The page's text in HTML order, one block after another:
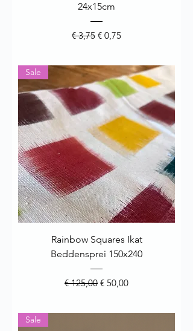
24x15cm
Normale prijs
€ 3,75 Verkoopprijs
€ 0,75
Sale
Rainbow Squares Ikat
Beddensprei 150x240
Normale prijs
€ 125,00 Verkoopprijs
€ 50,00
Sale